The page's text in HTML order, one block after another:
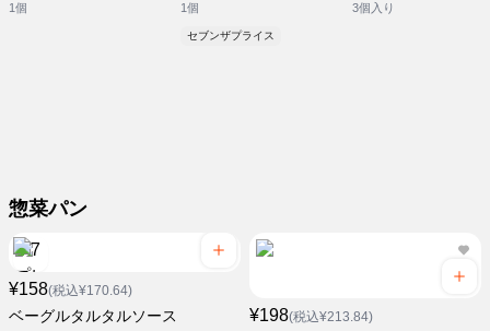
1個 1個
セブンザプライス
3個入り
惣菜パン
¥158(税込¥170.64)
ベーグルタルタルソース ¥198(税込¥213.84)